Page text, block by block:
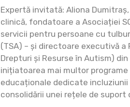
Expertă invitată: Aliona
clinică, fondatoare a Asociației
servicii pentru persoane cu
(TSA) – și directoare executivă a
Drepturi și Resurse în Autism)
inițiatoarea mai multor
educaționale dedicate
consolidării unei rețele de suport